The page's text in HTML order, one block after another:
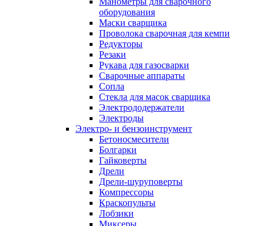
оборудования
Маски сварщика
Проволока сварочная для кемпи
Редукторы
Резаки
Рукава для газосварки
Сварочные аппараты
Сопла
Стекла для масок сварщика
Электрододержатели
Электроды
Электро- и бензоинструмент
Бетоносмесители
Болгарки
Гайковерты
Дрели
Дрели-шуруповерты
Компрессоры
Краскопульты
Лобзики
Миксеры